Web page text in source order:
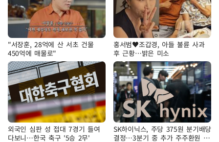
"서장훈, 28억에 산 서초 건물
450억에 매물로"
홍서범♥조갑경, 아들 불륜 사과
후 근황…밝은 미소
외국인 심판 성 접대 7경기 들여
다보니…한국 축구 '5승 2무'
SK하이닉스, 주당 375원 분기배당
결정…3분기 중 추가 주주환원 발